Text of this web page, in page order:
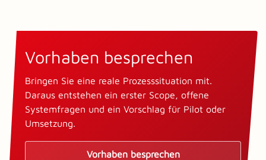
Vorhaben besprechen
Bringen Sie eine reale Prozesssituation mit.
Daraus entstehen ein erster Scope, offene
Systemfragen und ein Vorschlag für Pilot oder
Umsetzung.
Vorhaben besprechen